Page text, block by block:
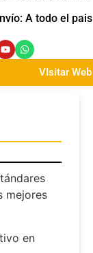
A todo el pais
VIsitar Web
mejores
en